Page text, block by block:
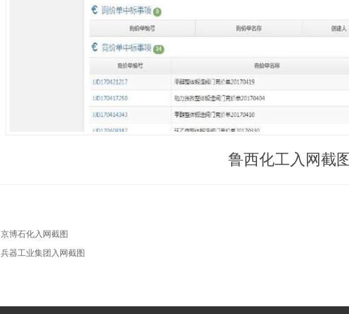
鲁西化工入网截
京博石化入网截图
兵器工业集团入网截图